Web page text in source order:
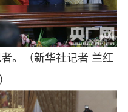
。（新华社记者 兰红